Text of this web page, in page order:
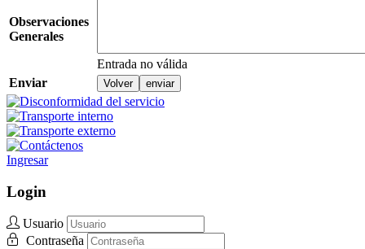
Observaciones
Generales
Entrada no válida
Enviar
Ingresar
Login
Usuario
Contraseña